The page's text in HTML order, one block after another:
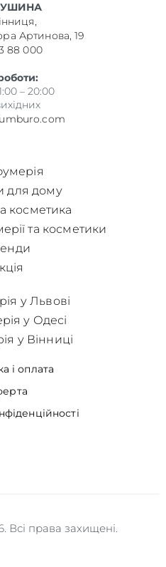
Артинова, 19
88 000
– 20:00
для дому
косметика
та косметики
і оплата
у Львові
у Одесі
у Вінниці
Всі права захищені.